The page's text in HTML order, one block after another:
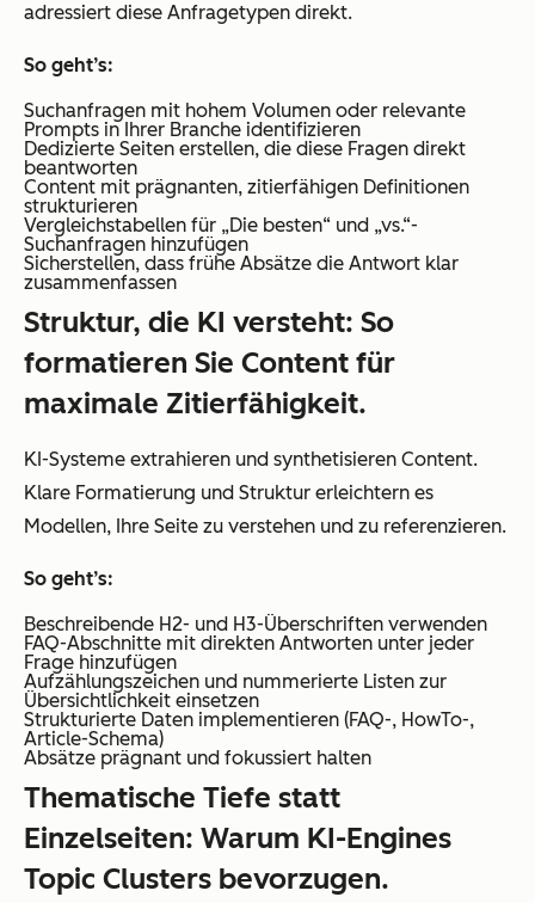
adressiert diese Anfragetypen direkt.
So geht’s:
Suchanfragen mit hohem Volumen oder relevante
Prompts in Ihrer Branche identifizieren
Dedizierte Seiten erstellen, die diese Fragen direkt
beantworten
Content mit prägnanten, zitierfähigen Definitionen
strukturieren
Vergleichstabellen für „Die besten“ und „vs.“-
Suchanfragen hinzufügen
Sicherstellen, dass frühe Absätze die Antwort klar
zusammenfassen
Struktur, die KI versteht: So
formatieren Sie Content für
maximale Zitierfähigkeit.
KI-Systeme extrahieren und synthetisieren Content.
Klare Formatierung und Struktur erleichtern es
Modellen, Ihre Seite zu verstehen und zu referenzieren.
So geht’s:
Beschreibende H2- und H3-Überschriften verwenden
FAQ-Abschnitte mit direkten Antworten unter jeder
Frage hinzufügen
Aufzählungszeichen und nummerierte Listen zur
Übersichtlichkeit einsetzen
Strukturierte Daten implementieren (FAQ-, HowTo-,
Article-Schema)
Absätze prägnant und fokussiert halten
Thematische Tiefe statt
Einzelseiten: Warum KI-Engines
Topic Clusters bevorzugen.